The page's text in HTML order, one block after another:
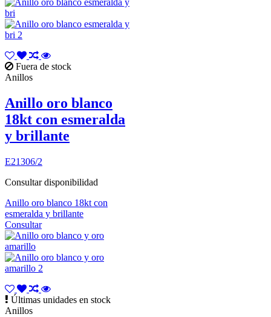
Fuera de stock
Anillos
Anillo oro blanco
18kt con esmeralda
y brillante
E21306/2
Consultar disponibilidad
Anillo oro blanco 18kt con
esmeralda y brillante
Consultar
Últimas unidades en stock
Anillos